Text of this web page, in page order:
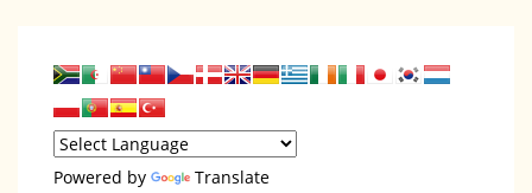
Powered by Translate